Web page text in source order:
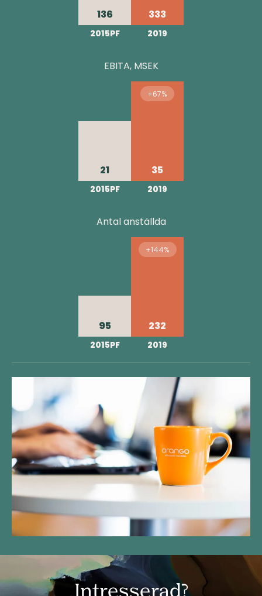
2015PF
136
2019
333
EBITA, MSEK
2015PF
21
2019
35
+67%
Antal anställda
2015PF
95
2019
232
+144%
Intresserad?